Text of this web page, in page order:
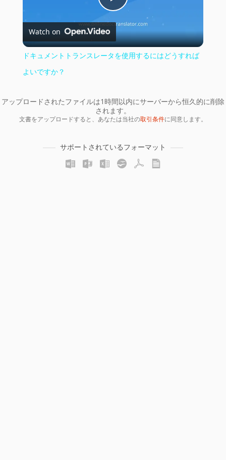
Play
Video
Watch on
ドキュメントトランスレータを使用するにはどうすれば
よいですか？
アップロードされたファイルは1時間以内にサーバーから恒久的に削除
されます。
文書をアップロードすると、あなたは当社の取引条件に同意します。
サポートされているフォーマット